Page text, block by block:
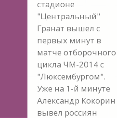
стадионе
"Центральный"
Гранат вышел с
первых минут в
матче отборочного
цикла ЧМ-2014 с
"Люксембургом".
Уже на 1-й минуте
Александр Кокорин
вывел россиян